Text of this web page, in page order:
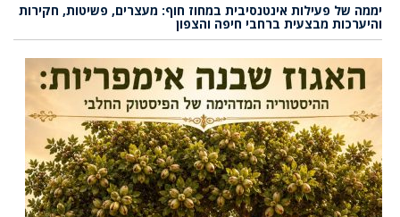
יממה של פעילות אינטנסיבית במחוז חוף: מעצרים, פשיטות, חקירות
והיערכות מבצעית ברחבי חיפה והצפון